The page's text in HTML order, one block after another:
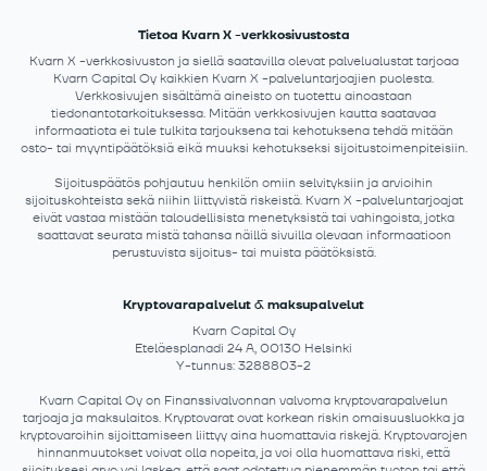
Tietoa Kvarn X -verkkosivustosta
Kvarn X -verkkosivuston ja siellä saatavilla olevat palvelualustat tarjoaa
Kvarn Capital Oy kaikkien Kvarn X -palveluntarjoajien puolesta.
Verkkosivujen sisältämä aineisto on tuotettu ainoastaan
tiedonantotarkoituksessa. Mitään verkkosivujen kautta saatavaa
informaatiota ei tule tulkita tarjouksena tai kehotuksena tehdä mitään
osto- tai myyntipäätöksiä eikä muuksi kehotukseksi sijoitustoimenpiteisiin.
Sijoituspäätös pohjautuu henkilön omiin selvityksiin ja arvioihin
sijoituskohteista sekä niihin liittyvistä riskeistä. Kvarn X -palveluntarjoajat
eivät vastaa mistään taloudellisista menetyksistä tai vahingoista, jotka
saattavat seurata mistä tahansa näillä sivuilla olevaan informaatioon
perustuvista sijoitus- tai muista päätöksistä.
Kryptovarapalvelut & maksupalvelut
Kvarn Capital Oy
Eteläesplanadi 24 A, 00130 Helsinki
Y-tunnus: 3288803-2
Kvarn Capital Oy on Finanssivalvonnan valvoma kryptovarapalvelun
tarjoaja ja maksulaitos. Kryptovarat ovat korkean riskin omaisuusluokka ja
kryptovaroihin sijoittamiseen liittyy aina huomattavia riskejä. Kryptovarojen
hinnanmuutokset voivat olla nopeita, ja voi olla huomattava riski, että